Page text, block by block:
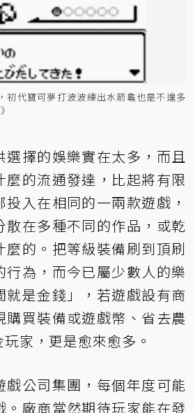
初代寶可夢打波波練出水箭龜也是不遑多
擇的娛樂實在太多，而且
麼的流通發達，比起將有限
入在相同的一兩款遊戲，
散在多種不同的作品，或乾
麼的。把等級裝備刷到頂刷
行為，而今已屬少數人的樂
就是金錢」，若遊戲設有商
購買裝備或遊戲幣、省去農
家，更是愈來愈多。
戲公司集團，每個年度可能
。廠商當然期待玩家能在發